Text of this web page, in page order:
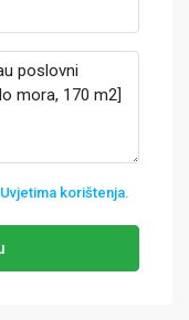
Uvjetima korištenja.